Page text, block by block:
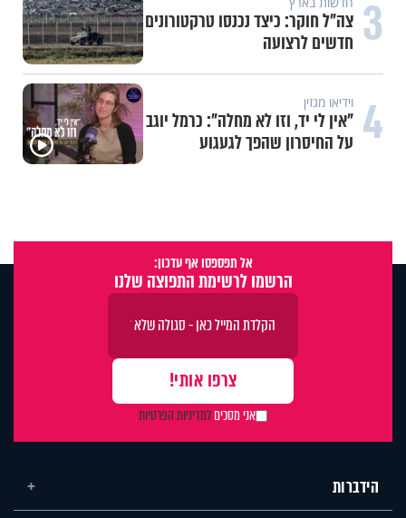
3 צה"ל חוקר: כיצד נכנסו טרקטורונים
חדשים לרצועה
4 וידיאו מגזין
"אין לי יד, וזו לא מחלה": כרמל יוגב
על החיסרון שהפך לגעגוע
אל תפספסו אף עדכון:
הרשמו לרשימת התפוצה שלנו
אני מסכיםלמדיניות הפרטיות
הידברות